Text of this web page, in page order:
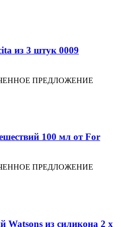
из 3 штук 0009
ПРЕДЛОЖЕНИЕ
100 мл от For
ПРЕДЛОЖЕНИЕ
Watsons из силикона 2 x